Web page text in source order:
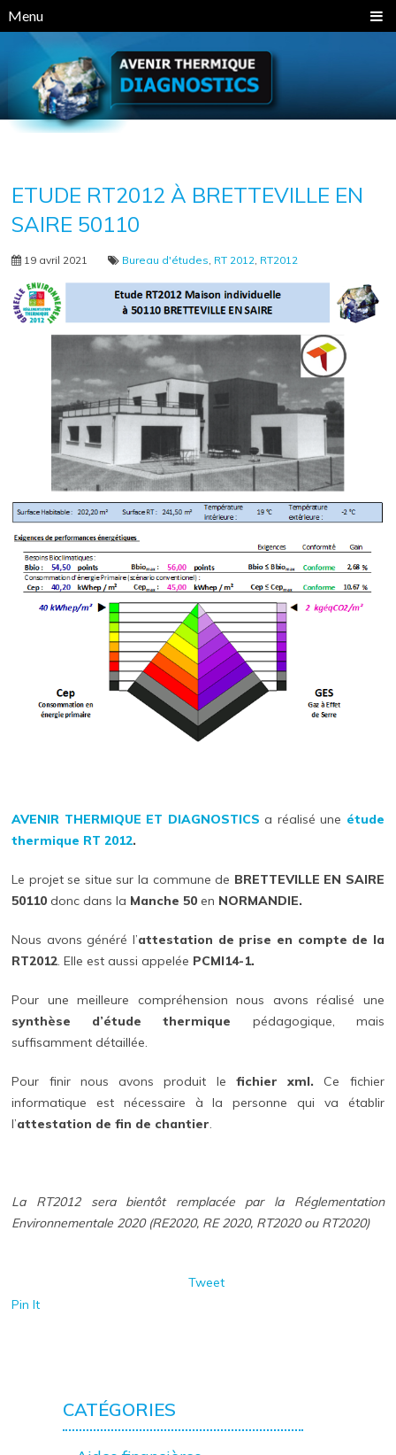
Menu
ETUDE RT2012 À BRETTEVILLE EN
SAIRE 50110
19 avril 2021 Bureau d'études RT 2012 RT2012
AVENIR THERMIQUE ET DIAGNOSTICS a réalisé une étude
thermique RT 2012.
Le projet se situe sur la commune de BRETTEVILLE EN SAIRE
50110 donc dans la Manche 50en NORMANDIE.
Nous avons généré l’attestation de prise en compte de la
RT2012 . Elle est aussi appelée PCMI14-1.
Pour une meilleure compréhension nous avons réalisé une
synthèse d’étude thermique pédagogique, mais
suffisamment détaillée.
Pour finir nous avons produit le fichier xml. Ce fichier
informatique est nécessaire à la personne qui va établir
l’attestation de fin de chantier
La RT2012 sera bientôt remplacée par la Réglementation
Environnementale 2020 (RE2020, RE 2020, RT2020 ou RT2020)
Tweet
Pin It
CATÉGORIES
Panneau de gestion des cookies